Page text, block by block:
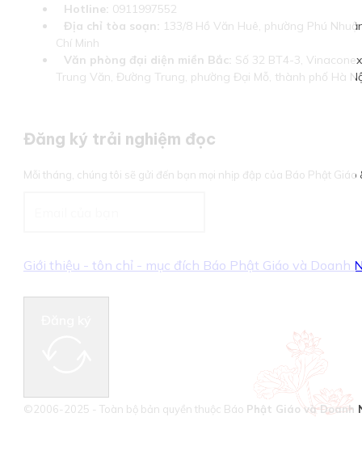
Hotline: 0911997552
Địa chỉ tòa soạn: 133/8 Hồ Văn Huê, phường Phú
Chí Minh
Văn phòng đại diện miền Bắc: Số 32 BT4-3,
Trung Văn, Đường Trung, phường Đại Mỗ, thành phố Hà
Đăng ký trải nghiệm đọc
Mỗi tháng, chúng tôi sẽ gửi đến bạn mọi nhịp đập của Báo Phật Giáo
Giới thiệu - tôn chỉ - mục đích Báo Phật Giáo và Doanh
©2006-2025 - Toàn bộ bản quyền thuộc Báo Phật Giáo và Doanh